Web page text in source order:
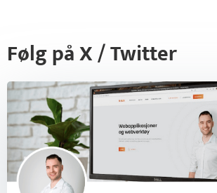
Følg på X / Twitter